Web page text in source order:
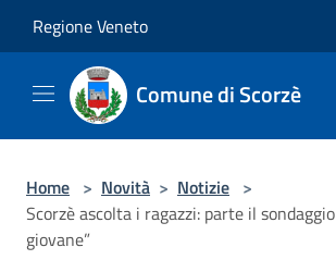
Regione Veneto
Comune di Scorzè
Home > Novità > Notizie >
Scorzè ascolta i ragazzi: parte il
giovane”